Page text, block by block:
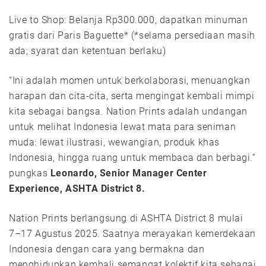
Live to Shop: Belanja Rp300.000, dapatkan minuman
gratis dari Paris Baguette* (*selama persediaan masih
ada; syarat dan ketentuan berlaku)
“Ini adalah momen untuk berkolaborasi, menuangkan
harapan dan cita-cita, serta mengingat kembali mimpi
kita sebagai bangsa. Nation Prints adalah undangan
untuk melihat Indonesia lewat mata para seniman
muda: lewat ilustrasi, wewangian, produk khas
Indonesia, hingga ruang untuk membaca dan berbagi.”
pungkas Leonardo, Senior Manager Center
Experience, ASHTA District 8.
Nation Prints berlangsung di ASHTA District 8 mulai
7–17 Agustus 2025. Saatnya merayakan kemerdekaan
Indonesia dengan cara yang bermakna dan